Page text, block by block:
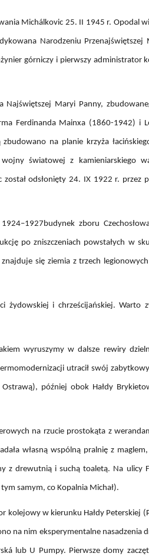
Michálkovic 25. II 1945 r. Opodal
Narodzeniu
górniczy i pierwszy administrator
Najświętszej Maryi Panny,
Ferdinanda Mainxa (1860-1942) i
na planie krzyża
światowej z kamieniarskiego
odsłonięty 24. IX 1922 r. przez
zboru
po zniszczeniach powstałych w
się ziemia z trzech
żydowskiej i chrześcijańskiej. Warto
wyruszymy w dalsze rewiry
utracił swój
później obok Hałdy
na rzucie prostokąta z
własną wspólną pralnię z
z drewutnią i suchą toaletą. Na ulicy
samym, co Kopalnia Michał).
w kierunku Hałdy Peterskiej
na nim eksperymentalne nasadzenia
lub U Pumpy. Pierwsze domy